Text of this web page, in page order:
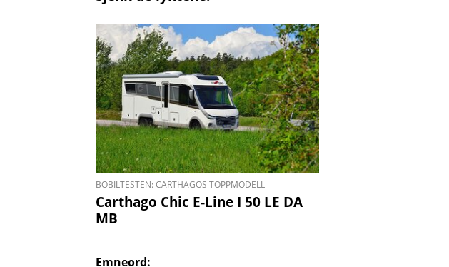
BOBILTESTEN: CARTHAGOS TOPPMODELL
Carthago Chic E-Line I 50 LE DA
MB
Emneord: